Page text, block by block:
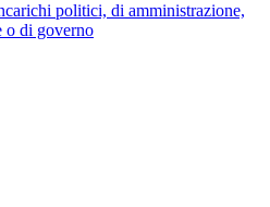
politici, di amministrazione,
o di governo